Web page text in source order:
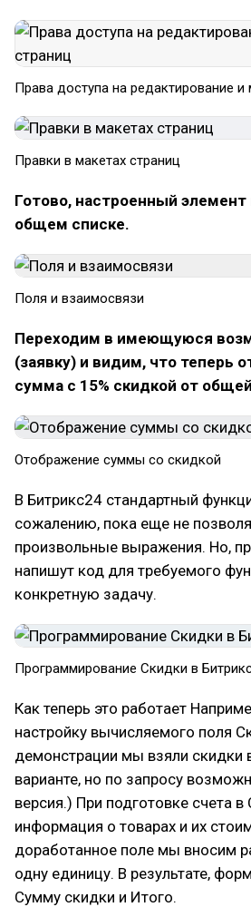
Права доступа на редактирование и
Правки в макетах страниц
Готово, настроенный элемент
общем списке.
Поля и взаимосвязи
Переходим в имеющуюся
(заявку) и видим, что теперь
сумма с 15% скидкой от
Отображение суммы со скидкой
В Битрикс24 стандартный
сожалению, пока еще не
произвольные выражения. Но,
напишут код для требуемого
конкретную задачу.
Программирование Скидки в
Как теперь это работает
настройку вычисляемого поля
демонстрации мы взяли скидки
варианте, но по запросу
версия.) При подготовке счета
информация о товарах и их
доработанное поле мы вносим
одну единицу. В результате,
Сумму скидки и Итого.